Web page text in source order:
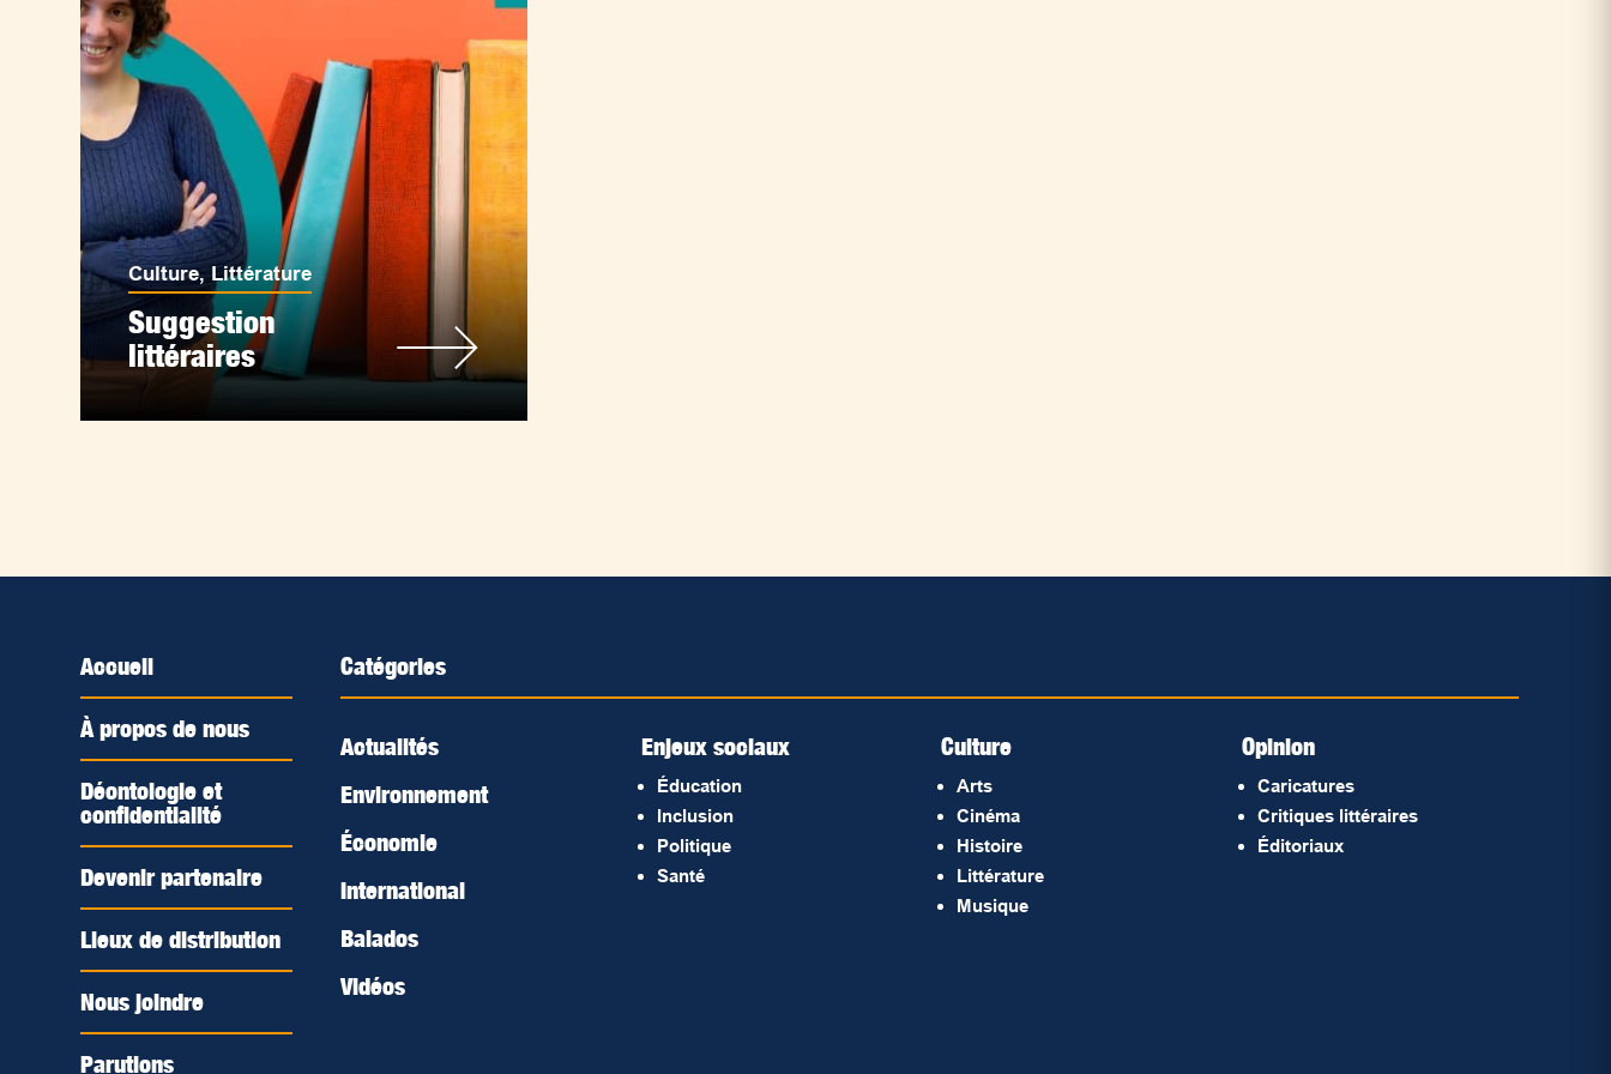
Culture, Littérature
Suggestion
littéraires
Accueil
À propos de nous
Déontologie et
confidentialité
Devenir partenaire
Lieux de distribution
Nous joindre
Parutions
Catégories
Actualités
Environnement
Économie
International
Balados
Vidéos
Enjeux sociaux
Éducation
Inclusion
Politique
Santé
Culture
Arts
Cinéma
Histoire
Littérature
Musique
Opinion
Caricatures
Critiques littéraires
Éditoriaux